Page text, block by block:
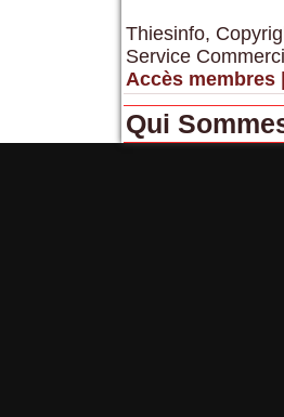
Thiesinfo,
Service
Accès membres |
Qui